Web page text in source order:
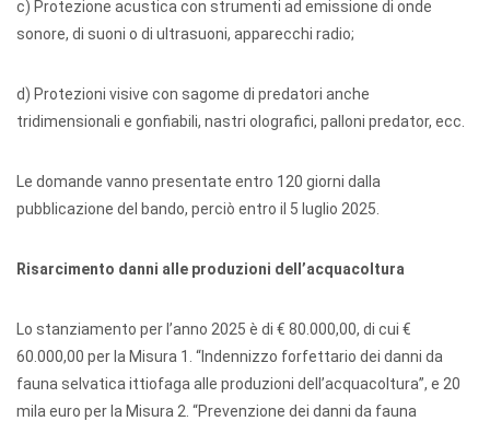
c) Protezione acustica con strumenti ad emissione di onde
sonore, di suoni o di ultrasuoni, apparecchi radio;
d) Protezioni visive con sagome di predatori anche
tridimensionali e gonfiabili, nastri olografici, palloni predator, ecc.
Le domande vanno presentate entro 120 giorni dalla
pubblicazione del bando, perciò entro il 5 luglio 2025.
Risarcimento danni alle produzioni dell’acquacoltura
Lo stanziamento per l’anno 2025 è di € 80.000,00, di cui €
60.000,00 per la Misura 1. “Indennizzo forfettario dei danni da
fauna selvatica ittiofaga alle produzioni dell’acquacoltura”, e 20
mila euro per la Misura 2. “Prevenzione dei danni da fauna